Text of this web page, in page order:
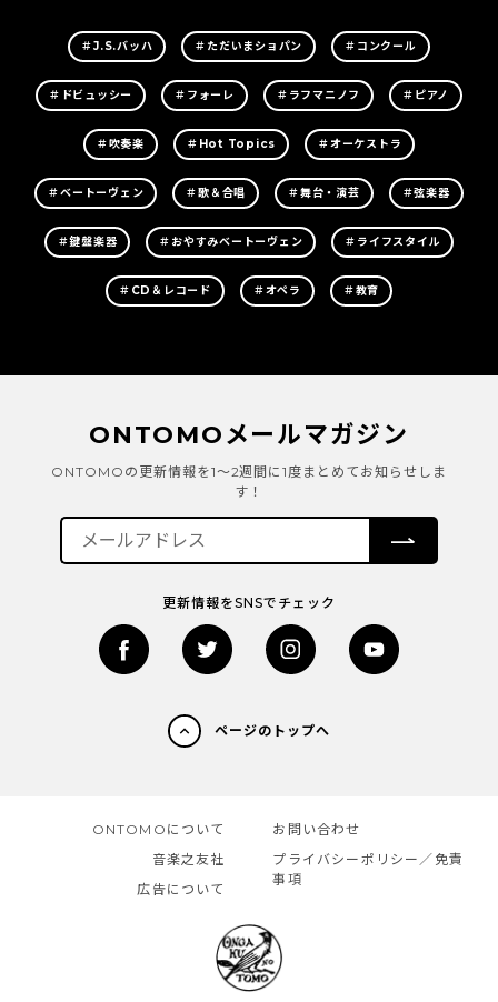
＃J.S.バッハ ＃ただいまショパン ＃コンクール
＃ドビュッシー ＃フォーレ ＃ラフマニノフ ＃ピアノ
＃吹奏楽 ＃Hot Topics ＃オーケストラ
＃ベートーヴェン ＃歌＆合唱 ＃舞台・演芸 ＃弦楽器
＃鍵盤楽器 ＃おやすみベートーヴェン ＃ライフスタイル
＃CD＆レコード ＃オペラ ＃教育
ONTOMOメールマガジン
ONTOMOの更新情報を1～2週間に1度まとめてお知らせしま
す！
更新情報をSNSでチェック
ページのトップへ
ONTOMOについて
音楽之友社
広告について
お問い合わせ
プライバシーポリシー／免責
事項